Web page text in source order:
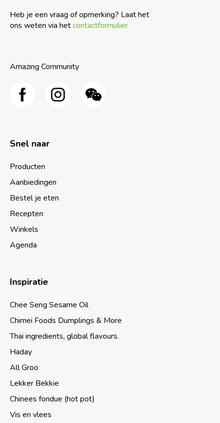
Heb je een vraag of opmerking? Laat het
ons weten via hetcontactformulier
Amazing Community
Snel naar
Producten
Aanbiedingen
Bestel je eten
Recepten
Winkels
Agenda
Inspiratie
Chee Seng Sesame Oil
Chimei Foods Dumplings & More
Thai ingredients, global flavours.
Haday
All Groo
Lekker Bekkie
Chinees fondue (hot pot)
Vis en vlees